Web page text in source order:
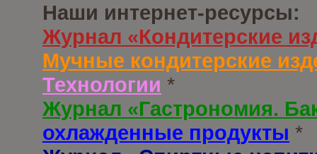
Наши интернет-ресурсы:
Журнал «Кондитерские
Мучные кондитерские
Технологии *
Журнал «Гастрономия.
охлажденные продукты *